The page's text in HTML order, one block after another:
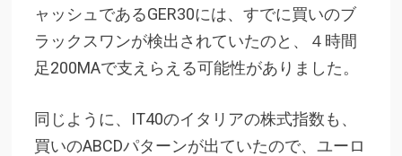
ャッシュであるGER30には、すでに買いのブ
ラックスワンが検出されていたのと、４時間
足200MAで支えらえる可能性がありました。
同じように、IT40のイタリアの株式指数も、
買いのABCDパターンが出ていたので、ユーロ